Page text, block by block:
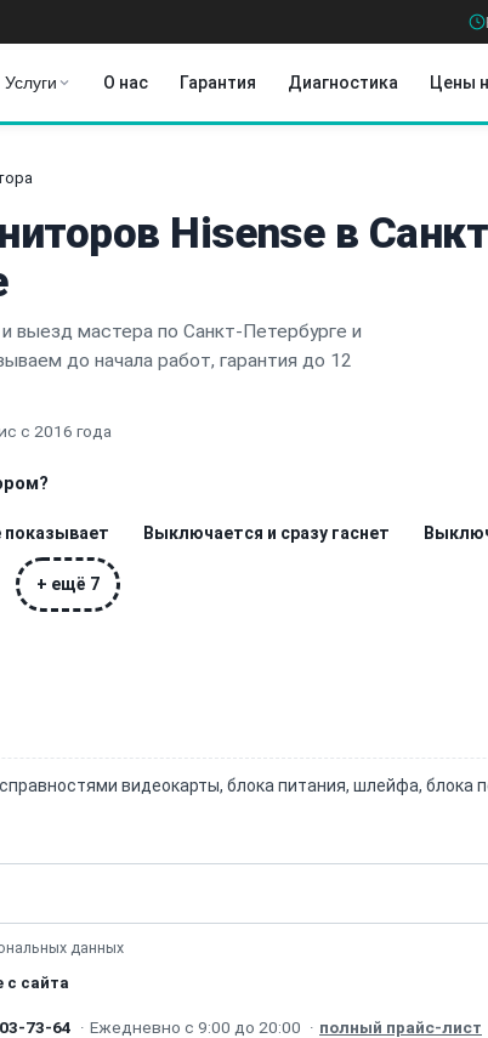
Услуги О нас Гарантия Диагностика Цены
Hisense в
выезд мастера по Санкт-Петербурге и
до начала работ, гарантия до 12
с 2016 года
показывает Выключается и сразу гаснет
+ ещё 7
видеокарты, блока питания, шлейфа, блока
данных
с сайта
73-64 · Ежедневно с 9:00 до 20:00 · полный прайс-лист